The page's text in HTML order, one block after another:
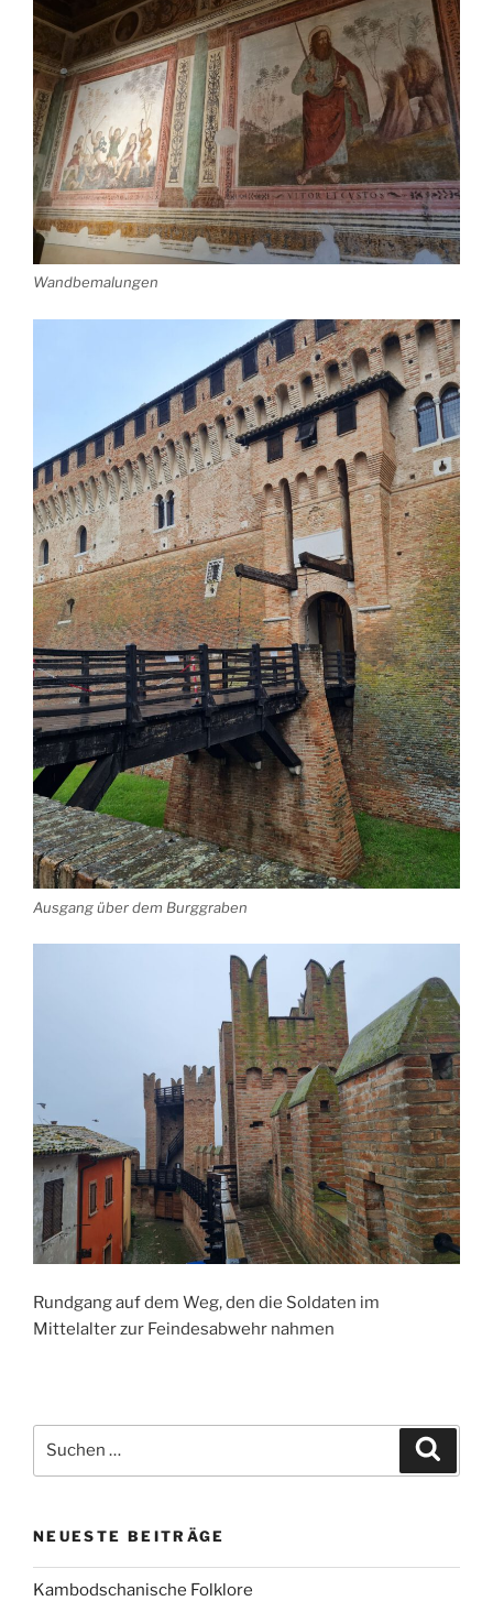
Wandbemalungen
Ausgang über dem Burggraben
Rundgang auf dem Weg, den die Soldaten im
Mittelalter zur Feindesabwehr nahmen
nach:
NEUESTE BEITRÄGE
Kambodschanische Folklore